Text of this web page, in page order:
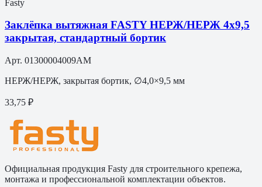
Fasty
Заклёпка вытяжная FASTY НЕРЖ/НЕРЖ 4х9,5
закрытая, стандартный бортик
Арт. 01300004009AM
НЕРЖ/НЕРЖ, закрытая бортик, ∅4,0×9,5 мм
33,75 ₽
Официальная продукция Fasty для строительного крепежа,
монтажа и профессиональной комплектации объектов.